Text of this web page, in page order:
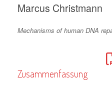
Marcus Christmann
Mechanisms of human DNA
Zusammenfassung